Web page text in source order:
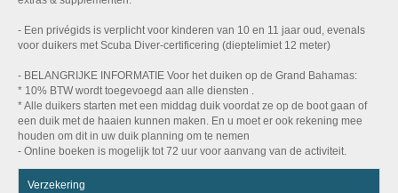
- Een privégids is verplicht voor kinderen van 10 en 11 jaar oud, evenals
voor duikers met Scuba Diver-certificering (dieptelimiet 12 meter)
- BELANGRIJKE INFORMATIE Voor het duiken op de Grand Bahamas:
* 10% BTW wordt toegevoegd aan alle diensten .
* Alle duikers starten met een middag duik voordat ze op de boot gaan of
een duik met de haaien kunnen maken. En u moet er ook rekening mee
houden om dit in uw duik planning om te nemen
- Online boeken is mogelijk tot 72 uur voor aanvang van de activiteit.
Verzekering